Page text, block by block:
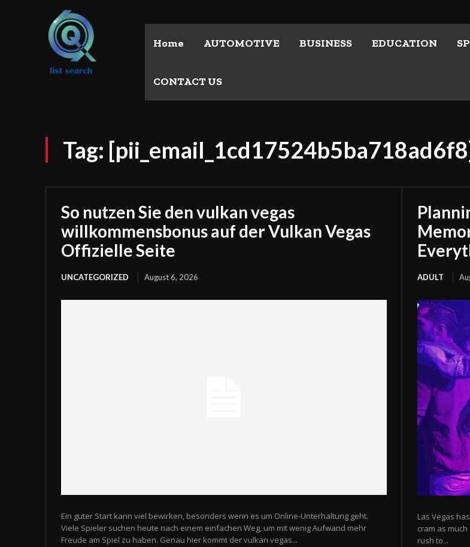
Home AUTOMOTIVE BUSINESS EDUCATION
CONTACT US
Tag:
So nutzen Sie den vulkan vegas
willkommensbonus auf der Vulkan Vegas
Offizielle Seite
UNCATEGORIZED August 6, 2026
Ein guter Start kann viel bewirken, besonders wenn es um Online-Unterhaltung geht.
Viele Spieler suchen heute nach einem einfachen Weg, um mit wenig Aufwand mehr
Freude am Spiel zu haben. Genau hier kommt der vulkan vegas...
ADULT
Las Vegas
cram as
rush to...